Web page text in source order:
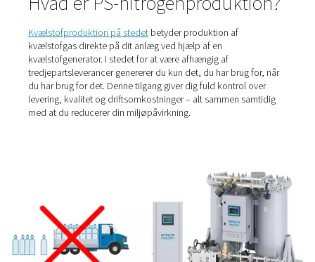
Home
Blog
On-Site Nitrogengenerering: Derfor Skifter Flere Virksomheder
Hvad er PS-
kvælstofgas direkte på dit anlæg ved hjælp af en
kvælstofgenerator. I stedet for at være afhængig af
tredjepartsleverancer genererer du kun det, du har brug
du har brug for det. Denne tilgang giver dig fuld kontrol
levering, kvalitet og driftsomkostninger – alt sammen
med at du reducerer din miljøpåvirkning.